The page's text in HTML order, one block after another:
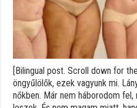
[Bilingual post. Scroll down for
öngyűlölők, ezek vagyunk mi.
nőkben. Már nem háborodom